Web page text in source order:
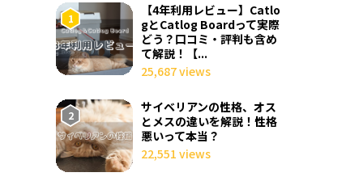
【4年利用レビュー】Catlo
gとCatlog Boardって実際
どう？口コミ・評判も含め
て解説！【...
25,687 views
サイベリアンの性格、オス
とメスの違いを解説！性格
悪いって本当？
22,551 views